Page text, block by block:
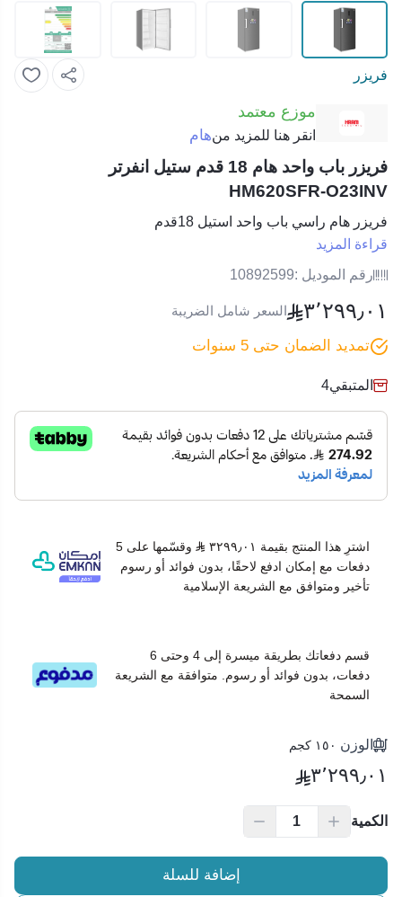
فريزر
موزع معتمد
انقر هنا للمزيد منهام
فريزر باب واحد هام 18 قدم ستيل انفرتر
HM620SFR-O23INV
فريزر هام راسي باب واحد استيل 18قدم
قراءة المزيد
رقم الموديل :10892599
٣٬٢٩٩٫٠١ السعر شامل الضريبة
تمديد الضمان حتى 5 سنوات
المتبقي4
اشترِ هذا المنتج بقيمة ٣٢٩٩٫٠١
وقسّمها على 5
دفعات مع إمكان ادفع لاحقًا، بدون فوائد أو رسوم
تأخير ومتوافق مع الشريعة الإسلامية
قسم دفعاتك بطريقة ميسرة إلى 4 وحتى 6
دفعات، بدون فوائد أو رسوم. متوافقة مع الشريعة
السمحة
الوزن ١٥٠ كجم
٣٬٢٩٩٫٠١
الكمية
إضافة للسلة